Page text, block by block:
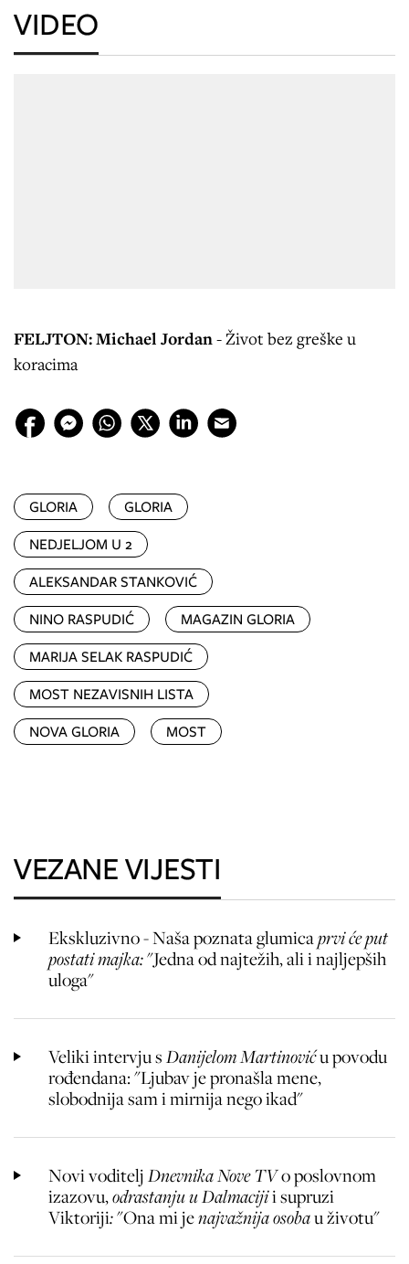
VIDEO
FELJTON: Michael Jordan - Život bez greške u
koracima
GLORIA
GLORIA
NEDJELJOM U 2
ALEKSANDAR STANKOVIĆ
NINO RASPUDIĆ
MAGAZIN GLORIA
MARIJA SELAK RASPUDIĆ
MOST NEZAVISNIH LISTA
NOVA GLORIA
MOST
VEZANE VIJESTI
Ekskluzivno - Naša poznata glumicaprvi će put
postati majka:"Jedna od najtežih, ali i najljepših
uloga"
Veliki intervju sDanijelom Martinoviću povodu
rođendana: "Ljubav je pronašla mene,
slobodnija sam i mirnija nego ikad"
Novi voditelj Dnevnika Nove TVo poslovnom
izazovu,odrastanju u Dalmacijiisupruzi
Viktoriji:"Ona mi jenajvažnija osobau životu"